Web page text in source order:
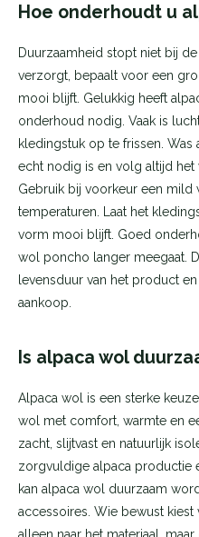
Hoe onderhoudt u
Duurzaamheid stopt niet bij
verzorgt, bepaalt voor een
mooi blijft. Gelukkig heeft
onderhoud nodig. Vaak is
kledingstuk op te frissen.
echt nodig is en volg altijd het
Gebruik bij voorkeur een
temperaturen. Laat het
vorm mooi blijft. Goed
wol poncho langer meegaat.
levensduur van het product
aankoop.
Is alpaca wol
Alpaca wol is een sterke
wol met comfort, warmte en
zacht, slijtvast en natuurlijk
zorgvuldige alpaca productie
kan alpaca wol duurzaam
accessoires. Wie bewust